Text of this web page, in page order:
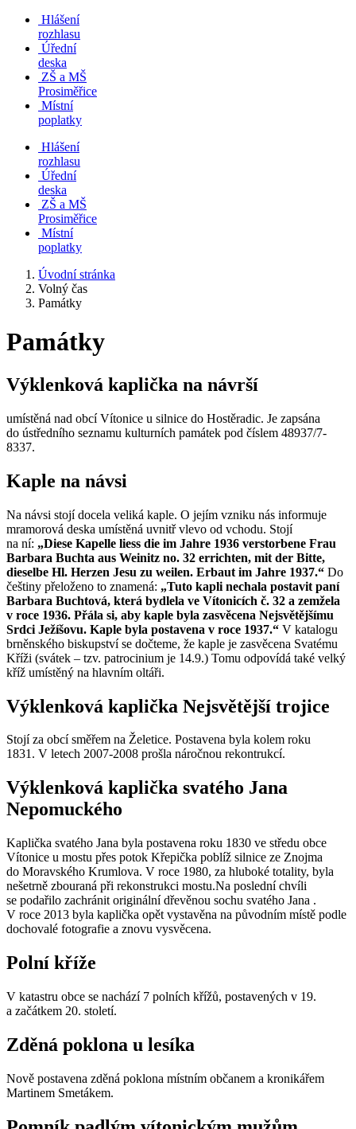
Hlášení
rozhlasu
Úřední
deska
ZŠ a MŠ
Prosiměřice
Místní
poplatky
Hlášení
rozhlasu
Úřední
deska
ZŠ a MŠ
Prosiměřice
Místní
poplatky
Úvodní stránka
Volný čas
Památky
Památky
Výklenková kaplička na návrší
umístěná nad obcí Vítonice u silnice do Hostěradic. Je zapsána
do ústředního seznamu kulturních památek pod číslem 48937/7-
8337.
Kaple na návsi
Na návsi stojí docela veliká kaple. O jejím vzniku nás informuje
mramorová deska umístěná uvnitř vlevo od vchodu. Stojí
na ní: „Diese Kapelle liess die im Jahre 1936 verstorbene Frau
Barbara Buchta aus Weinitz no. 32 errichten, mit der Bitte,
dieselbe Hl. Herzen Jesu zu weilen. Erbaut im Jahre 1937.“ Do
češtiny přeloženo to znamená: „Tuto kapli nechala postavit paní
Barbara Buchtová, která bydlela ve Vítonicích č. 32 a zemžela
v roce 1936. Přála si, aby kaple byla zasvěcena Nejsvětějšímu
Srdci Ježíšovu. Kaple byla postavena v roce 1937.“ V katalogu
brněnského biskupství se dočteme, že kaple je zasvěcena Svatému
Kříži (svátek – tzv. patrocinium je 14.9.) Tomu odpovídá také velký
kříž umístěný na hlavním oltáři.
Výklenková kaplička Nejsvětější trojice
Stojí za obcí směřem na Želetice. Postavena byla kolem roku
1831. V letech 2007-2008 prošla náročnou rekontrukcí.
Výklenková kaplička svatého Jana
Nepomuckého
Kaplička svatého Jana byla postavena roku 1830 ve středu obce
Vítonice u mostu přes potok Křepička poblíž silnice ze Znojma
do Moravského Krumlova. V roce 1980, za hluboké totality, byla
nešetrně zbouraná při rekonstrukci mostu.Na poslední chvíli
se podařilo zachránit originální dřevěnou sochu svatého Jana .
V roce 2013 byla kaplička opět vystavěna na původním místě podle
dochovalé fotografie a znovu vysvěcena.
Polní kříže
V katastru obce se nachází 7 polních křížů, postavených v 19.
a začátkem 20. století.
Zděná poklona u lesíka
Nově postavena zděná poklona místním občanem a kronikářem
Martinem Smetákem.